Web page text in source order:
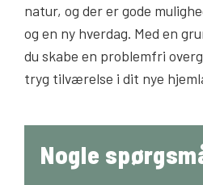
natur, og der er gode
og en ny hverdag. Med en
du skabe en problemfri
tryg tilværelse i dit nye
Nogle